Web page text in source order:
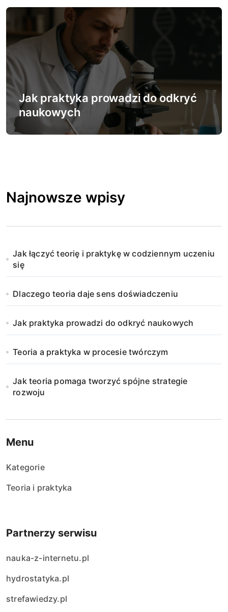
Jak praktyka prowadzi do odkryć
naukowych
Najnowsze wpisy
Jak łączyć teorię i praktykę w codziennym uczeniu
się
Dlaczego teoria daje sens doświadczeniu
Jak praktyka prowadzi do odkryć naukowych
Teoria a praktyka w procesie twórczym
Jak teoria pomaga tworzyć spójne strategie
rozwoju
Menu
Kategorie
Teoria i praktyka
Partnerzy serwisu
nauka-z-internetu.pl
hydrostatyka.pl
strefawiedzy.pl